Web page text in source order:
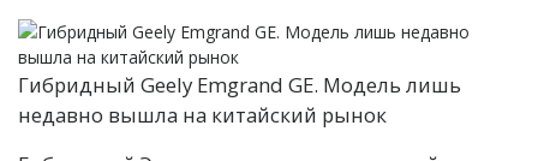
Гибридный Geely Emgrand GE. Модель лишь
недавно вышла на китайский рынок